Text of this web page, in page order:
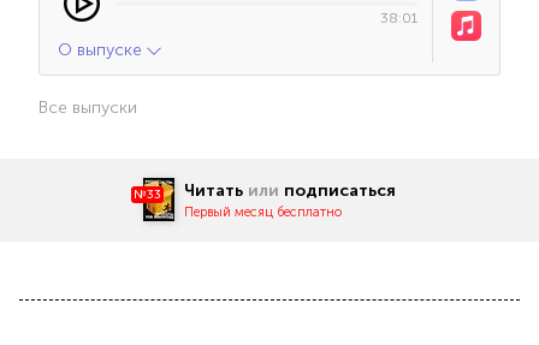
38:01
О выпуске
Все выпуски
№33 Читать или подписаться
Первый месяц бесплатно